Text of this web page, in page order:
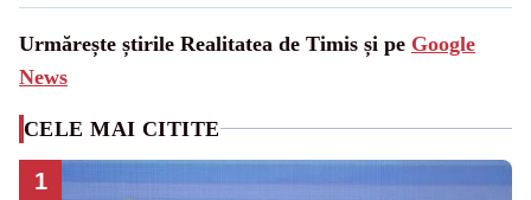
Urmărește știrile Realitatea de Timis și pe Google
News
CELE MAI CITITE
1